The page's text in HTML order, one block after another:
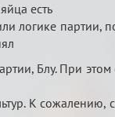
есть
логике партии,
Блу. При
К сожалению,